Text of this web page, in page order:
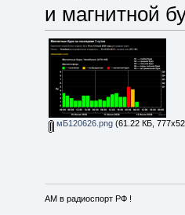
и магнитной
мБ120626.png(61.22 КБ,
АМ в радиоспорт РФ !